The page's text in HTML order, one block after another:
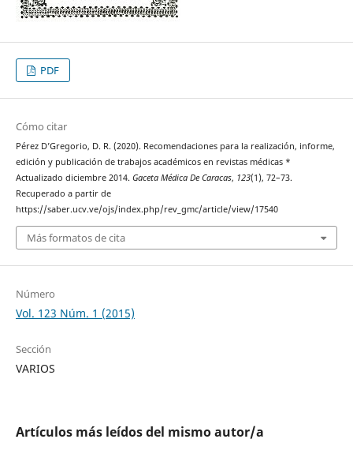
PDF
Cómo citar
Pérez D’Gregorio, D. R. (2020). Recomendaciones para la realización, informe,
edición y publicación de trabajos académicos en revistas médicas *
Actualizado diciembre 2014. Gaceta Médica De Caracas, 123(1), 72–73.
Recuperado a partir de
https://saber.ucv.ve/ojs/index.php/rev_gmc/article/view/17540
Más formatos de cita
Número
Vol. 123 Núm. 1 (2015)
Sección
VARIOS
Artículos más leídos del mismo autor/a